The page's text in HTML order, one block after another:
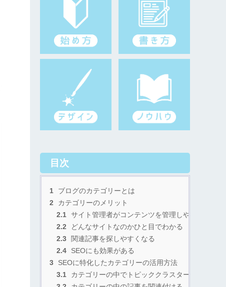
目次
1
ブログのカテゴリーとは
2
カテゴリーのメリット
2.1 サイト管理者がコンテンツを管理しやすくなる
2.2
どんなサイトなのかひと目でわかる
2.3
関連記事を探しやすくなる
2.4
SEOにも効果がある
3
SEOに特化したカテゴリーの活用方法
3.1
カテゴリーの中でトピッククラスター構造を作る